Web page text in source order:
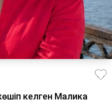
келген Малика